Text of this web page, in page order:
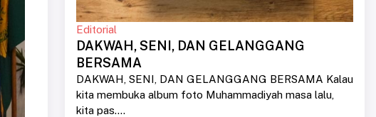
Editorial
DAKWAH, SENI, DAN GELANGGANG
BERSAMA
DAKWAH, SENI, DAN GELANGGANG BERSAMA Kalau
kita membuka album foto Muhammadiyah masa lalu,
kita pas....